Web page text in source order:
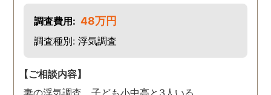
調査費用: 48万円
調査種別: 浮気調査
【ご相談内容】